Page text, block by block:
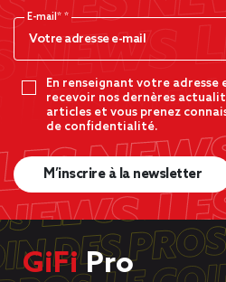
E-mail*
En renseignant votre adresse
recevoir nos dernères
articles et vous prenez
de confidentialité.
M’inscrire à la newsletter
GiFiPro